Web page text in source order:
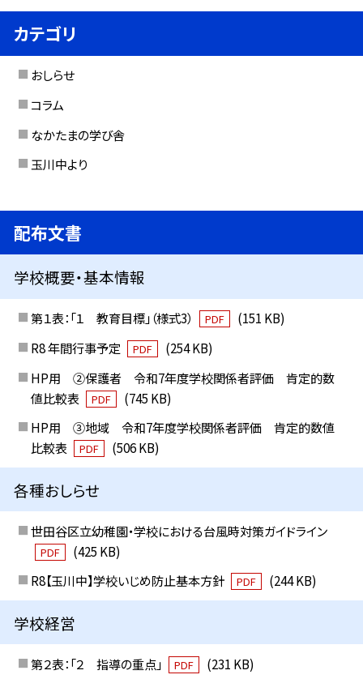
カテゴリ
おしらせ
コラム
なかたまの学び舎
玉川中より
配布文書
学校概要・基本情報
第１表：「１ 教育目標」（様式3） PDF
(151 KB)
R8 年間行事予定
PDF
(254 KB)
HP用 ②保護者 令和7年度学校関係者評価 肯定的数
値比較表
PDF
(745 KB)
HP用 ③地域 令和7年度学校関係者評価 肯定的数値
比較表
PDF (506 KB)
各種おしらせ
世田谷区立幼稚園・学校における台風時対策ガイドライン
PDF
(425 KB)
R8【玉川中】学校いじめ防止基本方針
PDF (244 KB)
学校経営
第２表：「２ 指導の重点」 PDF (231 KB)